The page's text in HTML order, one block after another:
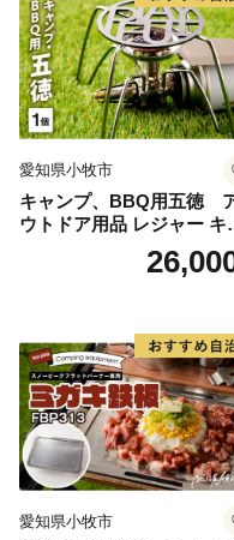
今後とも、皆様に愛
ますよう取り組んでま
ただき、応援ください
愛知県小牧市
キャンプ、BBQ用五徳
ウトドア用品 レジャー キ
ンプ バーベキュー BBQ 五
愛知県小牧市